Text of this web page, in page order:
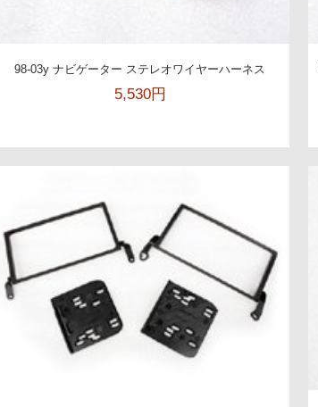
98-03y ナビゲーター ステレオワイヤーハーネス
5,530円